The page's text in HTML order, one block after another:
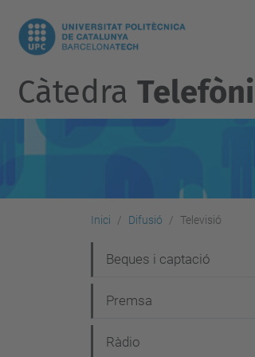
Càtedra
Inici Difusió Televisió
a
v
Beques i captació
Premsa
Ràdio